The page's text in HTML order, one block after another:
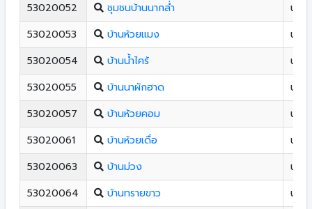
53020052
ชุมชนบ้านนากล่ำ
น้ำป
53020053
บ้านห้วยแมง
น้ำป
53020054
บ้านน้ำไคร้
น้ำป
53020055
บ้านนาผักฮาด
น้ำป
53020057
บ้านห้วยคอม
น้ำป
53020061
บ้านห้วยเดื่อ
น้ำป
53020063
บ้านม่วง
น้ำป
53020064
บ้านทรายขาว
น้ำป